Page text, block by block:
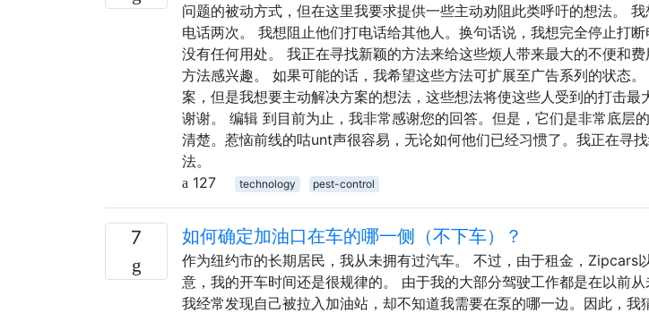
问题的被动方式，但在这里我要求提供一些主动劝阻此类呼吁的想法。
电话两次。 我想阻止他们打电话给其他人。换句话说，我想完全停止打
没有任何用处。 我正在寻找新颖的方法来给这些烦人带来最大的不便和
方法感兴趣。 如果可能的话，我希望这些方法可扩展至广告系列的状态
案，但是我想要主动解决方案的想法，这些想法将使这些人受到的打击最
谢谢。 编辑 到目前为止，我非常感谢您的回答。但是，它们是非常底层
清楚。惹恼前线的咕unt声很容易，无论如何他们已经习惯了。我正在寻
法。
127
technology pest-control
7 如何确定加油口在车的哪一侧（不下车）？
作为纽约市的长期居民，我从未拥有过汽车。 不过，由于租金，Zipcars
意，我的开车时间还是很规律的。 由于我的大部分驾驶工作都是在以前
我经常发现自己被拉入加油站，却不知道我需要在泵的哪一边。因此，我